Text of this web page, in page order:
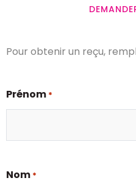
Pour obtenir un reçu,
Prénom *
Nom *